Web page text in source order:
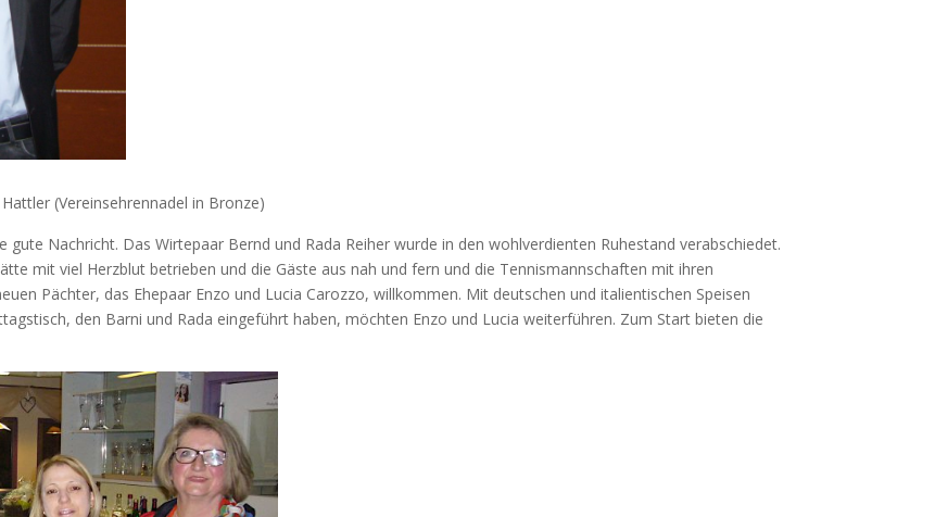
(Vereinsehrennadel in Bronze)
gute Nachricht. Das Wirtepaar Bernd und Rada Reiher wurde in den wohlverdienten Ruhestand verabschiedet.
mit viel Herzblut betrieben und die Gäste aus nah und fern und die Tennismannschaften mit ihren
Pächter, das Ehepaar Enzo und Lucia Carozzo, willkommen. Mit deutschen und italientischen Speisen
den Barni und Rada eingeführt haben, möchten Enzo und Lucia weiterführen. Zum Start bieten die